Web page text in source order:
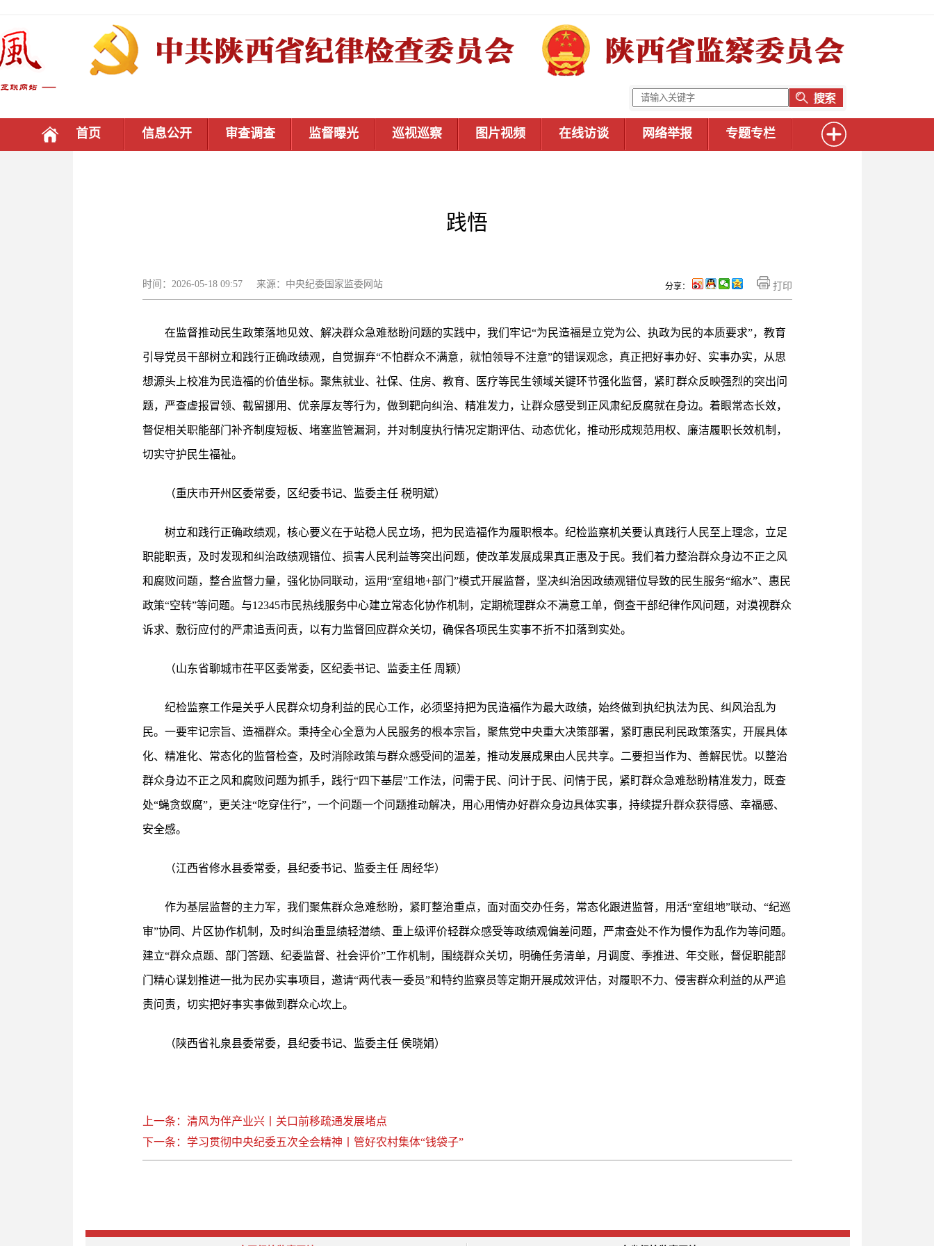
首页 信息公开 审查调查 监督曝光 巡视巡察 图片视频 在线访谈 网络举报 专题专栏
践悟
时间：2026-05-18 09:57 来源：中央纪委国家监委网站 打印
分享：
在监督推动民生政策落地见效、解决群众急难愁盼问题的实践中，我们牢记“为民造福是立党为公、执政为民的本质要求”，教育
引导党员干部树立和践行正确政绩观，自觉摒弃“不怕群众不满意，就怕领导不注意”的错误观念，真正把好事办好、实事办实，从思
想源头上校准为民造福的价值坐标。聚焦就业、社保、住房、教育、医疗等民生领域关键环节强化监督，紧盯群众反映强烈的突出问
题，严查虚报冒领、截留挪用、优亲厚友等行为，做到靶向纠治、精准发力，让群众感受到正风肃纪反腐就在身边。着眼常态长效，
督促相关职能部门补齐制度短板、堵塞监管漏洞，并对制度执行情况定期评估、动态优化，推动形成规范用权、廉洁履职长效机制，
切实守护民生福祉。
（重庆市开州区委常委，区纪委书记、监委主任 税明斌）
树立和践行正确政绩观，核心要义在于站稳人民立场，把为民造福作为履职根本。纪检监察机关要认真践行人民至上理念，立足
职能职责，及时发现和纠治政绩观错位、损害人民利益等突出问题，使改革发展成果真正惠及于民。我们着力整治群众身边不正之风
和腐败问题，整合监督力量，强化协同联动，运用“室组地+部门”模式开展监督，坚决纠治因政绩观错位导致的民生服务“缩水”、惠民
政策“空转”等问题。与12345市民热线服务中心建立常态化协作机制，定期梳理群众不满意工单，倒查干部纪律作风问题，对漠视群众
诉求、敷衍应付的严肃追责问责，以有力监督回应群众关切，确保各项民生实事不折不扣落到实处。
（山东省聊城市茌平区委常委，区纪委书记、监委主任 周颖）
纪检监察工作是关乎人民群众切身利益的民心工作，必须坚持把为民造福作为最大政绩，始终做到执纪执法为民、纠风治乱为
民。一要牢记宗旨、造福群众。秉持全心全意为人民服务的根本宗旨，聚焦党中央重大决策部署，紧盯惠民利民政策落实，开展具体
化、精准化、常态化的监督检查，及时消除政策与群众感受间的温差，推动发展成果由人民共享。二要担当作为、善解民忧。以整治
群众身边不正之风和腐败问题为抓手，践行“四下基层”工作法，问需于民、问计于民、问情于民，紧盯群众急难愁盼精准发力，既查
处“蝇贪蚁腐”，更关注“吃穿住行”，一个问题一个问题推动解决，用心用情办好群众身边具体实事，持续提升群众获得感、幸福感、
安全感。
（江西省修水县委常委，县纪委书记、监委主任 周经华）
作为基层监督的主力军，我们聚焦群众急难愁盼，紧盯整治重点，面对面交办任务，常态化跟进监督，用活“室组地”联动、“纪巡
审”协同、片区协作机制，及时纠治重显绩轻潜绩、重上级评价轻群众感受等政绩观偏差问题，严肃查处不作为慢作为乱作为等问题。
建立“群众点题、部门答题、纪委监督、社会评价”工作机制，围绕群众关切，明确任务清单，月调度、季推进、年交账，督促职能部
门精心谋划推进一批为民办实事项目，邀请“两代表一委员”和特约监察员等定期开展成效评估，对履职不力、侵害群众利益的从严追
责问责，切实把好事实事做到群众心坎上。
（陕西省礼泉县委常委，县纪委书记、监委主任 侯晓娟）
上一条：清风为伴产业兴丨关口前移疏通发展堵点
下一条：学习贯彻中央纪委五次全会精神丨管好农村集体“钱袋子”